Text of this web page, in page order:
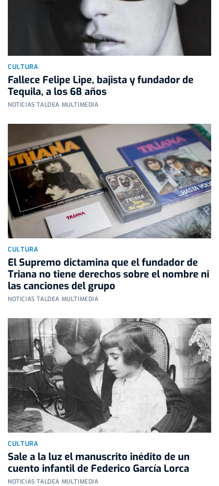
CULTURA
Fallece Felipe Lipe, bajista y fundador de
Tequila, a los 68 años
NOTICIAS TALDEA MULTIMEDIA
CULTURA
El Supremo dictamina que el fundador de
Triana no tiene derechos sobre el nombre ni
las canciones del grupo
NOTICIAS TALDEA MULTIMEDIA
CULTURA
Sale a la luz el manuscrito inédito de un
cuento infantil de Federico García Lorca
NOTICIAS TALDEA MULTIMEDIA